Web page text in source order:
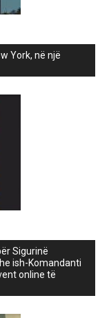
York, në një
Sigurinë
ish-Komandanti
online të